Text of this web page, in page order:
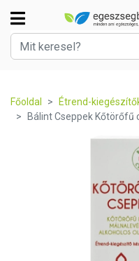
Főoldal Étrend-
Bálint Cseppek Kőtörőfű